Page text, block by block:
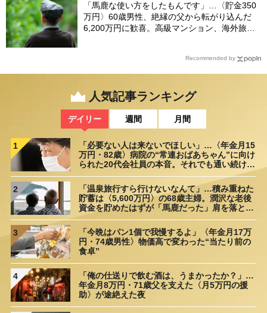
「馬鹿な使い方をしたもんです」…〈貯金350
万円〉60歳男性、絶縁の父から転がり込んだ
6,200万円に歓喜。高級マンション、海外旅
Recommended by
人気記事ランキング
デイリー 週間 月間
1
「必要ない人は来ないでほしい」…〈年金月15
万円・82歳〉病院の“常連おばあちゃん”に向け
られた20代会社員の本音。それでも通い続ける
2
「温泉旅行すら行けないなんて」…積み重ねた
貯蓄は〈5,600万円〉の68歳主婦。潤沢な老後
資金を貯めたはずが「馬鹿だった」肩を落とす
3
「今晩はパン1個で我慢するよ」〈年金月17万
円・74歳男性〉物価高で変わった“当たり前の
食卓”
4
「俺の仕送りで飲む酒は、うまかったか？」…
年金月8万円・71歳父を支えた〈月5万円の援
助〉が途絶えた夜